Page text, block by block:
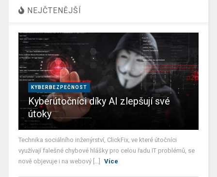
NEJČTENĚJŠÍ
KYBERBEZPEČNOST
Kyberútočníci díky AI zlepšují své
útoky
Technika sociálního inženýrství, ClickFix, ve které útočníci
využívají falešné chybové hlášky pro celou řadu IT problémů, se
nově objevuje i na webový [...]
Více